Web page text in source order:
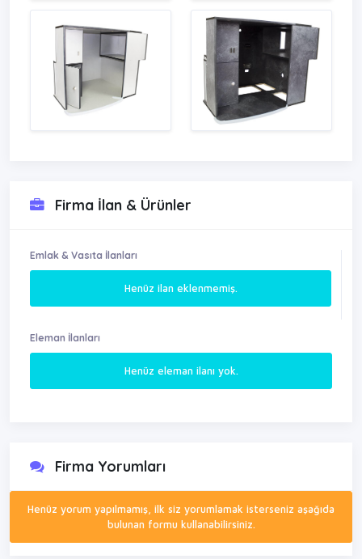
Firma İlan & Ürünler
Emlak & Vasıta İlanları
Henüz ilan eklenmemiş.
Eleman İlanları
Henüz eleman ilanı yok.
Firma Yorumları
Henüz yorum yapılmamış, ilk siz yorumlamak isterseniz aşağıda
bulunan formu kullanabilirsiniz.